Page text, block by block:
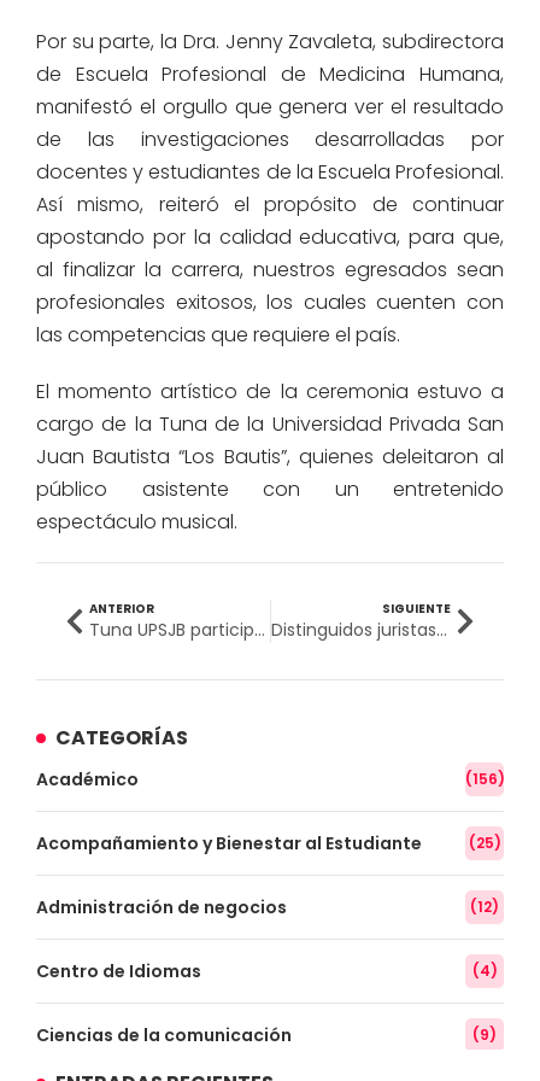
Por su parte, la Dra. Jenny Zavaleta, subdirectora
de Escuela Profesional de Medicina Humana,
manifestó el orgullo que genera ver el resultado
de las investigaciones desarrolladas por
docentes y estudiantes de la Escuela Profesional.
Así mismo, reiteró el propósito de continuar
apostando por la calidad educativa, para que,
al finalizar la carrera, nuestros egresados sean
profesionales exitosos, los cuales cuenten con
las competencias que requiere el país.
El momento artístico de la ceremonia estuvo a
cargo de la Tuna de la Universidad Privada San
Juan Bautista “Los Bautis”, quienes deleitaron al
público asistente con un entretenido
espectáculo musical.
ANTERIOR
Tuna UPSJB participó en ceremonia protocolar por el “Día de la Medicina Peruana”
SIGUIENTE
Distinguidos juristas alemanes brindaron conferencia sobre Derecho Penal
CATEGORÍAS
Académico (156)
Acompañamiento y Bienestar al Estudiante (25)
Administración de negocios (12)
Centro de Idiomas (4)
Ciencias de la comunicación (9)